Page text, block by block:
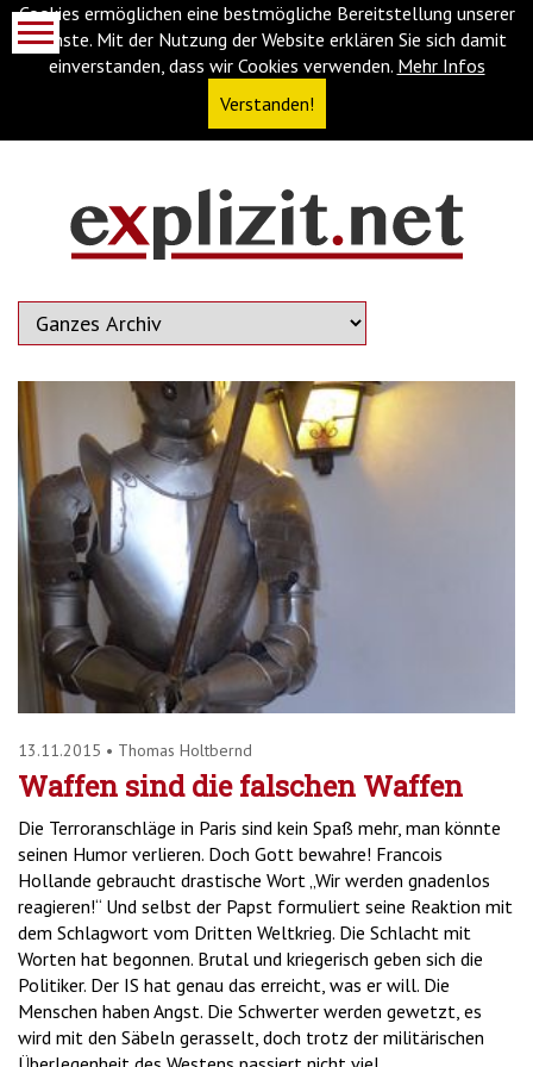
Cookies ermöglichen eine bestmögliche Bereitstellung unserer
Dienste. Mit der Nutzung der Website erklären Sie sich damit
einverstanden, dass wir Cookies verwenden. Mehr Infos
Verstanden!
(Accesskey
'1')Zur
'3') Zur
Suche
springen
(Accesskey
'2')
13.11.2015 • Thomas Holtbernd
Waffen sind die falschen Waffen
Die Terroranschläge in Paris sind kein Spaß mehr, man könnte
seinen Humor verlieren. Doch Gott bewahre! Francois
Hollande gebraucht drastische Wort „Wir werden gnadenlos
reagieren!“ Und selbst der Papst formuliert seine Reaktion mit
dem Schlagwort vom Dritten Weltkrieg. Die Schlacht mit
Worten hat begonnen. Brutal und kriegerisch geben sich die
Politiker. Der IS hat genau das erreicht, was er will. Die
Menschen haben Angst. Die Schwerter werden gewetzt, es
wird mit den Säbeln gerasselt, doch trotz der militärischen